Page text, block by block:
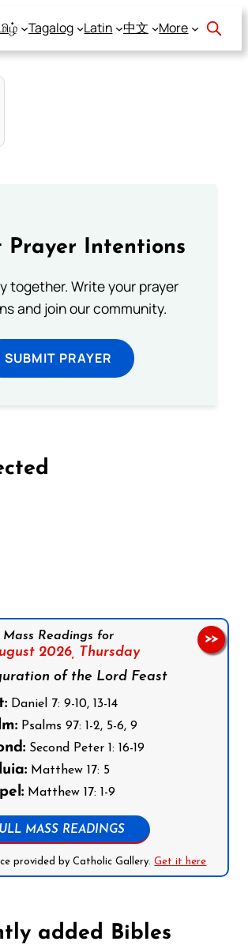
Tagalog Latin 中文 More
Prayer Intentions
together. Write your prayer
and join our community.
SUBMIT PRAYER
Mass Readings for
2026, Thursday
of the Lord Feast
Daniel 7: 9-10, 13-14
Psalms 97: 1-2, 5-6, 9
Second Peter 1: 16-19
Matthew 17: 5
Matthew 17: 1-9
MASS READINGS
provided by Catholic Gallery.Get it here
>>
added Bibles